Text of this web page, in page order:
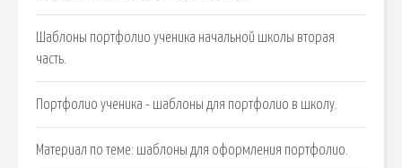
Шаблоны портфолио ученика начальной школы вторая
часть.
Портфолио ученика - шаблоны для портфолио в школу.
Материал по теме: шаблоны для оформления портфолио.